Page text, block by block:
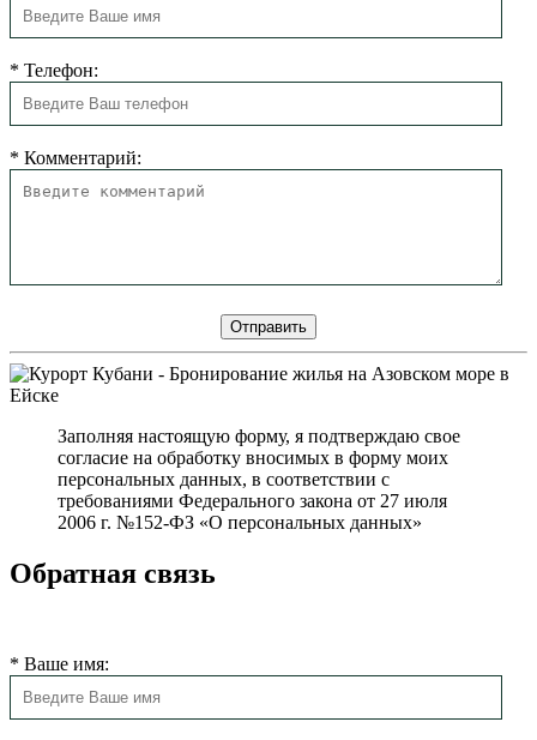
* Телефон:
* Комментарий:
Заполняя настоящую форму, я подтверждаю свое
согласие на обработку вносимых в форму моих
персональных данных, в соответствии с
требованиями Федерального закона от 27 июля
2006 г. №152-ФЗ «О персональных данных»
Обратная связь
* Ваше имя: